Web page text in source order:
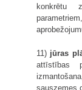
konkrētu
11) jūras
attīstības
sauszemes